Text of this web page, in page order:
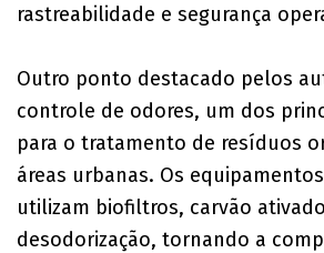
rastreabilidade e segurança
Outro ponto destacado pelos
controle de odores, um dos
para o tratamento de resíduos
áreas urbanas. Os
utilizam biofiltros, carvão
desodorização, tornando a